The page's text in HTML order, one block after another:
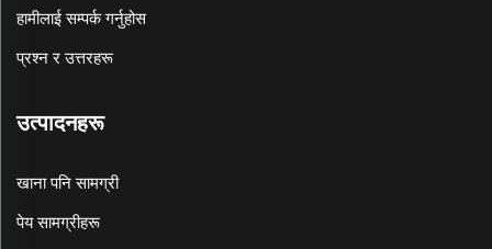
हामीलाई सम्पर्क गर्नुहोस
प्रश्न र उत्तरहरू
उत्पादनहरू
खाना पनि सामग्री
पेय सामग्रीहरू